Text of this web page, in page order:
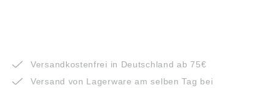
Versandkostenfrei in Deutschland ab 75€
Versand von Lagerware am selben Tag bei